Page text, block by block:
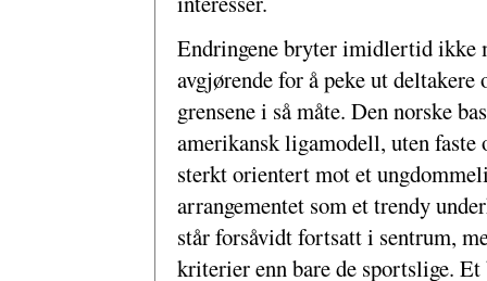
Endringene bryter imidlertid ikke
avgjørende for å peke ut
grensene i så måte. Den norske
amerikansk ligamodell, uten faste
sterkt orientert mot et
arrangementet som et trendy
står forsåvidt fortsatt i sentrum,
kriterier enn bare de sportslige.